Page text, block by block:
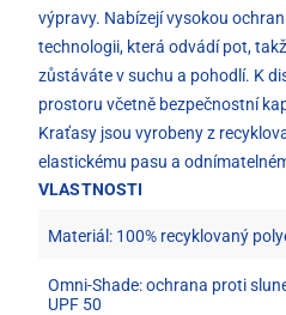
výpravy. Nabízejí vysokou
technologii, která odvádí pot,
zůstáváte v suchu a pohodlí. K
prostoru včetně bezpečnostní
Kraťasy jsou vyrobeny z
elastickému pasu a
VLASTNOSTI
Materiál: 100% recyklovaný
Omni-Shade: ochrana proti
UPF 50